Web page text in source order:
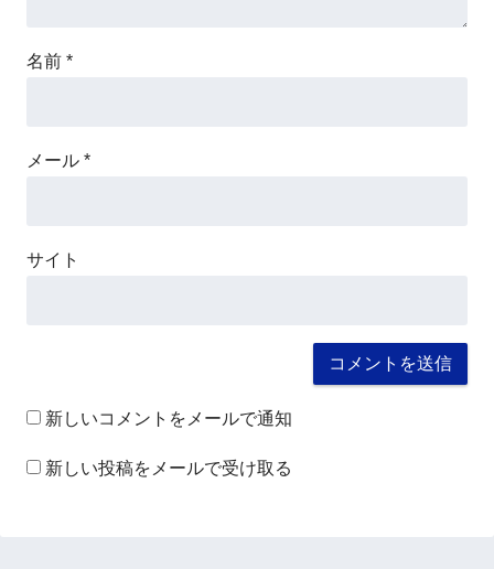
名前 *
メール *
サイト
新しいコメントをメールで通知
新しい投稿をメールで受け取る